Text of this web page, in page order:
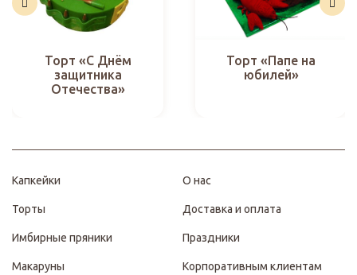
Торт «С Днём
защитника
Отечества»
Торт «Папе на
юбилей»
Капкейки
Торты
Имбирные пряники
Макаруны
О нас
Доставка и оплата
Праздники
Корпоративным клиентам